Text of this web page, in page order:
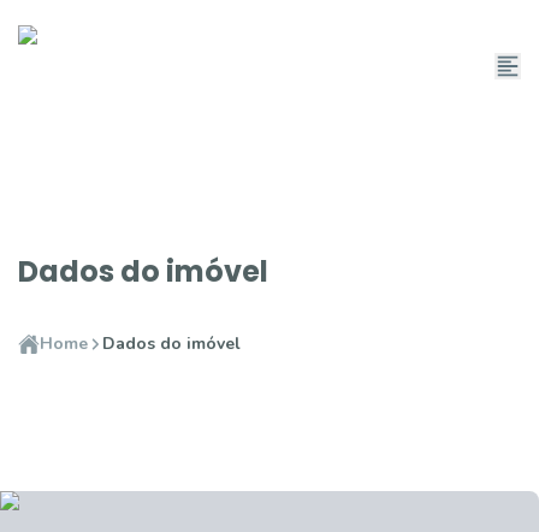
Dados do imóvel
Home Dados do imóvel